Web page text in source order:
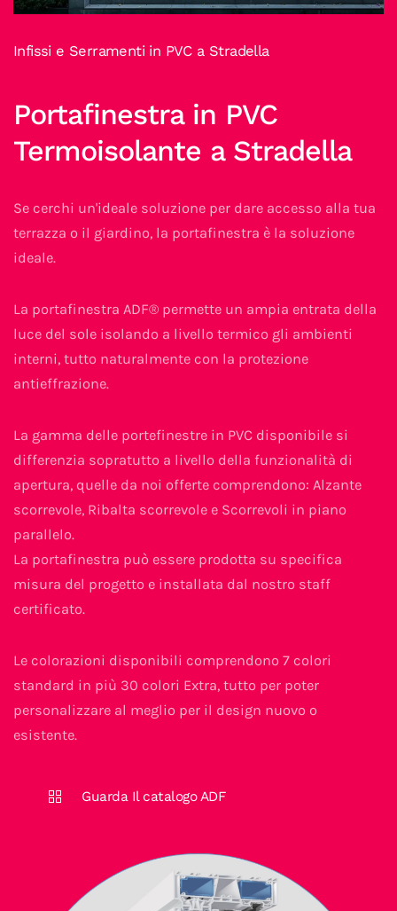
Infissi e Serramenti in PVC a Stradella
Portafinestra in PVC
Termoisolante a Stradella
Se cerchi un'ideale soluzione per dare accesso alla tua
terrazza o il giardino, la portafinestra è la soluzione
ideale.
La portafinestra ADF® permette un ampia entrata della
luce del sole isolando a livello termico gli ambienti
interni, tutto naturalmente con la protezione
antieffrazione.
La gamma delle portefinestre in PVC disponibile si
differenzia sopratutto a livello della funzionalità di
apertura, quelle da noi offerte comprendono: Alzante
scorrevole, Ribalta scorrevole e Scorrevoli in piano
parallelo.
La portafinestra può essere prodotta su specifica
misura del progetto e installata dal nostro staff
certificato.
Le colorazioni disponibili comprendono 7 colori
standard in più 30 colori Extra, tutto per poter
personalizzare al meglio per il design nuovo o
esistente.
Guarda Il catalogo ADF